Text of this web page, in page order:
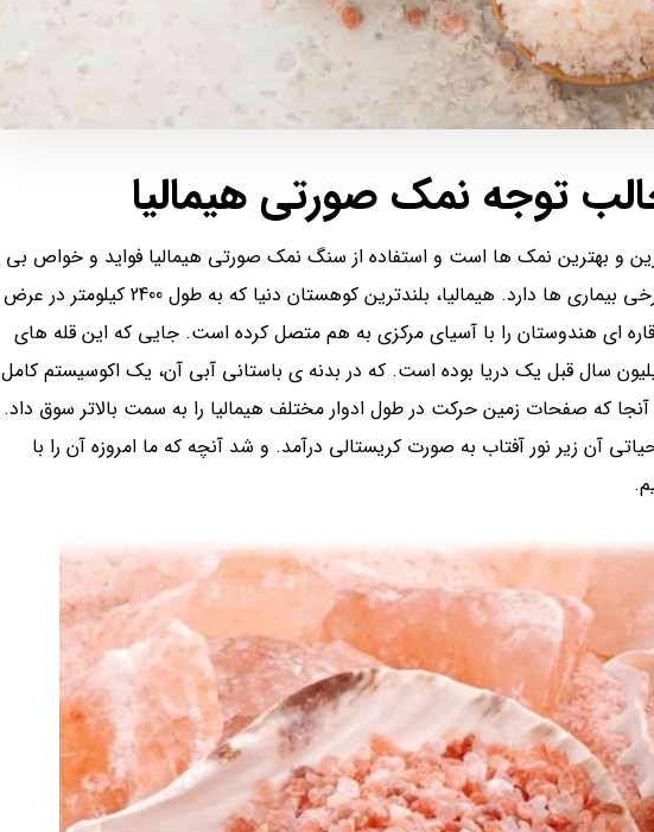
توجه نمک صورتی هیمالیا
و بهترین نمک ها است و استفاده از سنگ نمک صورتی هیمالیا فواید و خواص بی
نظیری را برای سلامت بدن و درمان برخی بیماری ها دارد. هیمالیا، بلندترین کوهستان دنیا که به طول 2400 کیلومتر در عرض
ای هندوستان را با آسیای مرکزی به هم متصل کرده است. جایی که این قله های
سر به فلک کشیده اند، 250 میلیون سال قبل یک دریا بوده است. که در بدنه ی باستانی آبی آن، یک اکوسیستم کامل
که صفحات زمین حرکت در طول ادوار مختلف هیمالیا را به سمت بالاتر سوق داد.
آن زیر نور آفتاب به صورت کریستالی درآمد. و شد آنچه که ما امروزه آن را با